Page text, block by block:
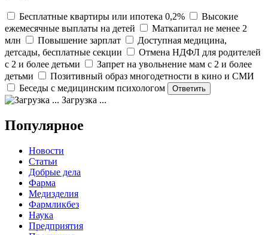
Бесплатные квартиры или ипотека 0,2%
Высокие
ежемесячные выплаты на детей
Маткапитал не менее 2
млн
Повышение зарплат
Доступная медицина,
детсады, бесплатные секции
Отмена НДФЛ для родителей
с 2 и более детьми
Запрет на увольнение мам с 2 и более
детьми
Позитивный образ многодетности в кино и СМИ
Беседы с медицинским психологом
Загрузка ...
Популярное
Новости
Статьи
Добрые дела
Фарма
Медизделия
Фармликбез
Наука
Предприятия